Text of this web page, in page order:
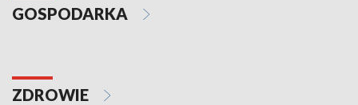
GOSPODARKA
ZDROWIE